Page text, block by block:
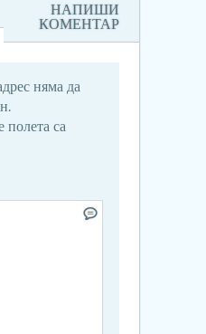
НАПИШИ
КОМЕНТАР
няма да
полета са